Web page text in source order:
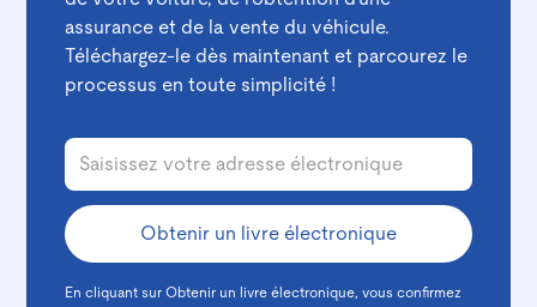
assurance et de la vente du véhicule.
Téléchargez-le dès maintenant et parcourez le
processus en toute simplicité !
En cliquant sur Obtenir un livre électronique, vous confirmez